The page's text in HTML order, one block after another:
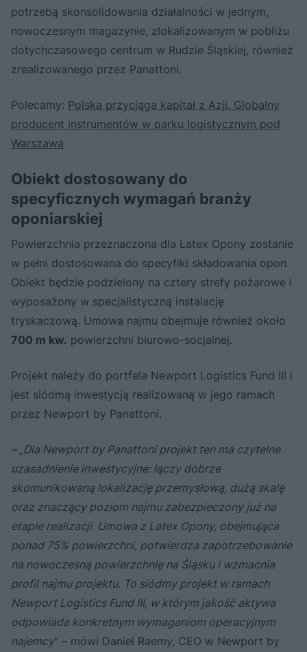
potrzebą skonsolidowania działalności w jednym,
nowoczesnym magazynie, zlokalizowanym w pobliżu
dotychczasowego centrum w Rudzie Śląskiej, również
zrealizowanego przez Panattoni.
Polecamy: Polska przyciąga kapitał z Azji. Globalny
producent instrumentów w parku logistycznym pod
Warszawą
Obiekt dostosowany do
specyficznych wymagań branży
oponiarskiej
Powierzchnia przeznaczona dla Latex Opony zostanie
w pełni dostosowana do specyfiki składowania opon.
Obiekt będzie podzielony na cztery strefy pożarowe i
wyposażony w specjalistyczną instalację
tryskaczową. Umowa najmu obejmuje również około
700 m kw. powierzchni biurowo-socjalnej.
Projekt należy do portfela Newport Logistics Fund III i
jest siódmą inwestycją realizowaną w jego ramach
przez Newport by Panattoni.
– „Dla Newport by Panattoni projekt ten ma czytelne
uzasadnienie inwestycyjne: łączy dobrze
skomunikowaną lokalizację przemysłową, dużą skalę
oraz znaczący poziom najmu zabezpieczony już na
etapie realizacji. Umowa z Latex Opony, obejmująca
ponad 75% powierzchni, potwierdza zapotrzebowanie
na nowoczesną powierzchnię na Śląsku i wzmacnia
profil najmu projektu. To siódmy projekt w ramach
Newport Logistics Fund III, w którym jakość aktywa
odpowiada konkretnym wymaganiom operacyjnym
najemcy” – mówi Daniel Raemy, CEO w Newport by